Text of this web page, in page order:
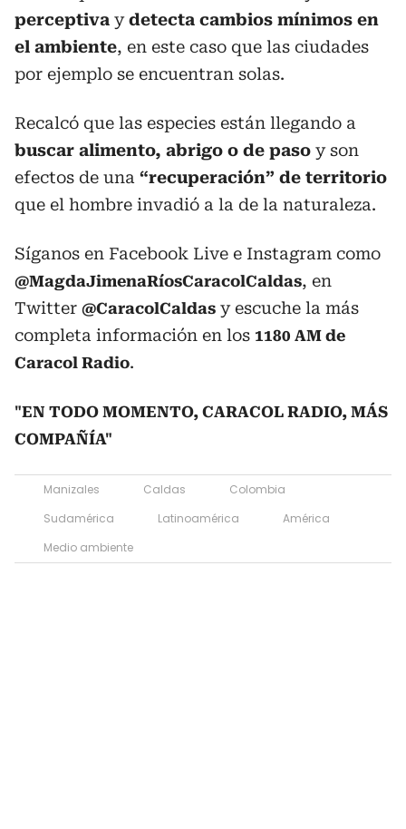
perceptiva ydetecta cambios mínimos en
el ambiente, en este caso que las ciudades
por ejemplo se encuentran solas.
Recalcó que las especies están llegando a
buscar alimento, abrigo o de paso y son
efectos de una “recuperación” de territorio
que el hombre invadió a la de la naturaleza.
Síganos en Facebook Live e Instagram como
@MagdaJimenaRíosCaracolCaldas, en
Twitter @CaracolCaldas y escuche la más
completa información en los 1180 AM de
Caracol Radio.
"EN TODO MOMENTO, CARACOL RADIO, MÁS
COMPAÑÍA"
Manizales Caldas
Colombia
Sudamérica
Latinoamérica
América
Medio ambiente